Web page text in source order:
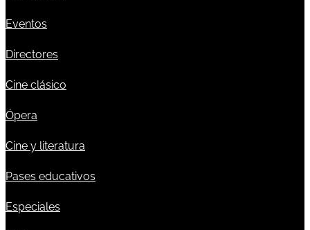
Eventos
Directores
Cine clásico
Ópera
Cine y literatura
Pases educativos
Especiales